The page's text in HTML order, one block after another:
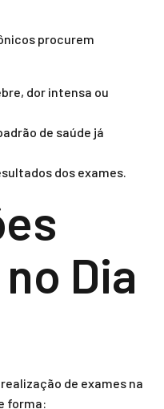
procurem
dor intensa ou
de saúde já
dos exames.
Dia
de exames na
forma: